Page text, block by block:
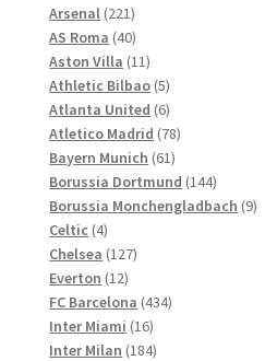
Arsenal 221221
Produkte
AS Roma 4040
Produkte
Aston Villa 1111
Produkte
Athletic Bilbao 55
Produkte
Atlanta United 66
Produkte
Atletico Madrid 7878
Bayern Munich 6161
Produkte
Borussia Dortmund 144144
Produkte
Borussia Monchengladbach 99
Celtic 44
Produkte
Chelsea 127127
Everton 1212
Produkte
FC Barcelona 434434
Inter Miami 1616
Produkte
Inter Milan 184184